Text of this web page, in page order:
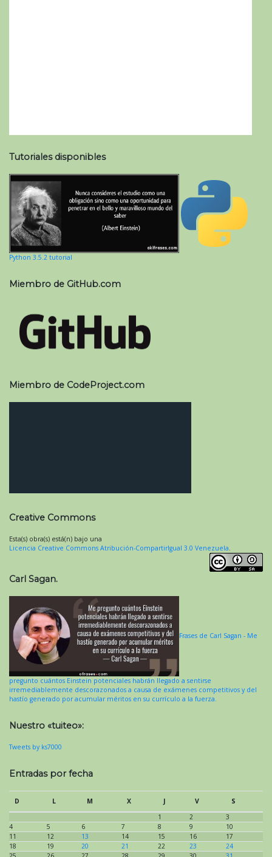
Tutoriales disponibles
Python 3.5.2 tutorial
Miembro de GitHub.com
Miembro de CodeProject.com
Creative Commons
Esta(s) obra(s) está(n) bajo una
Licencia Creative Commons Atribución-CompartirIgual 3.0 Venezuela.
Carl Sagan.
Frases de Carl Sagan - Me
pregunto cuántos Einstein potenciales habrán llegado a sentirse
irremediablemente descorazonados a causa de exámenes competitivos y del
hastío generado por acumular méritos en su currículo a la fuerza.
Nuestro «tuiteo»:
Tweets by ks7000
Entradas por fecha
D L M X J V
S
1
2
3
4
5 6 7 8 9
10
11
12 13 14 15 16
17
18
19 20 21 22 23
24